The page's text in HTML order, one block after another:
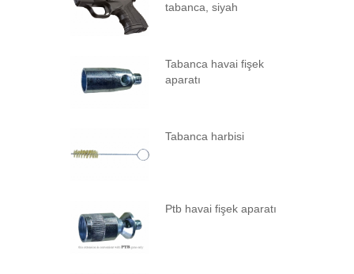
tabanca, siyah
Tabanca havai fişek
aparatı
Tabanca harbisi
Ptb havai fişek aparatı